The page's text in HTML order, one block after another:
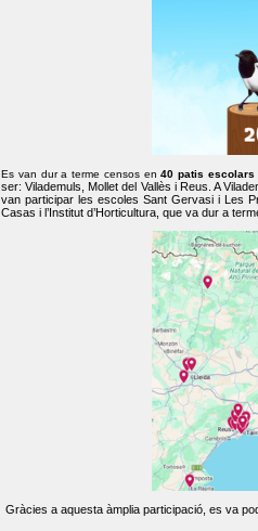
Es van dur a terme censos en40 patis escolars
ser: Vilademuls, Mollet del Vallès i Reus. A
van participar les escoles Sant Gervasi i Les
Casas i l’Institut d’Horticultura, que va dur a
Gràcies a aquesta àmplia participació, es va